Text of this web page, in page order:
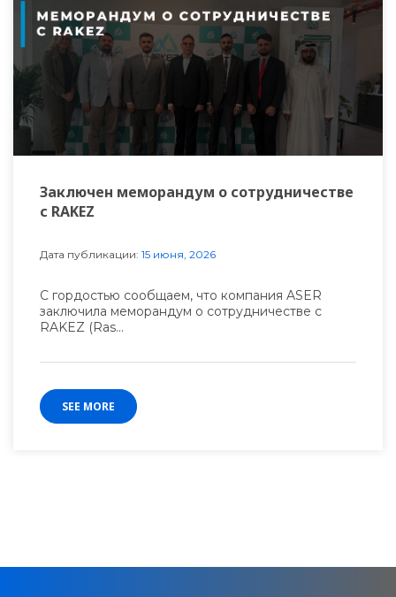
Заключен меморандум о сотрудничестве
с RAKEZ
Дата публикации: 15 июня, 2026
С гордостью сообщаем, что компания ASER
заключила меморандум о сотрудничестве с
RAKEZ (Ras...
SEE MORE